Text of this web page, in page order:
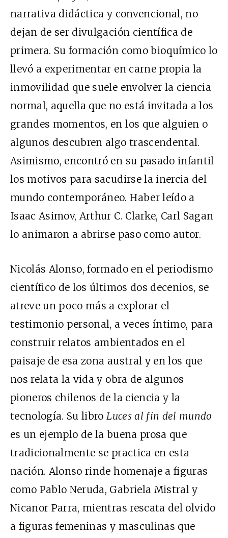
narrativa didáctica y convencional, no
dejan de ser divulgación científica de
primera. Su formación como bioquímico lo
llevó a experimentar en carne propia la
inmovilidad que suele envolver la ciencia
normal, aquella que no está invitada a los
grandes momentos, en los que alguien o
algunos descubren algo trascendental.
Asimismo, encontró en su pasado infantil
los motivos para sacudirse la inercia del
mundo contemporáneo. Haber leído a
Isaac Asimov, Arthur C. Clarke, Carl Sagan
lo animaron a abrirse paso como autor.
Nicolás Alonso, formado en el periodismo
científico de los últimos dos decenios, se
atreve un poco más a explorar el
testimonio personal, a veces íntimo, para
construir relatos ambientados en el
paisaje de esa zona austral y en los que
nos relata la vida y obra de algunos
pioneros chilenos de la ciencia y la
tecnología. Su libro Luces al fin del mundo
es un ejemplo de la buena prosa que
tradicionalmente se practica en esta
nación. Alonso rinde homenaje a figuras
como Pablo Neruda, Gabriela Mistral y
Nicanor Parra, mientras rescata del olvido
a figuras femeninas y masculinas que